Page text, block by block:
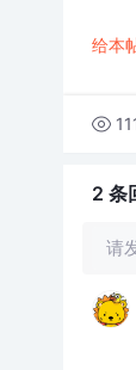
给本
2 条
请